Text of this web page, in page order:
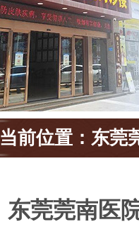
当前位置： 东莞
东莞莞南医